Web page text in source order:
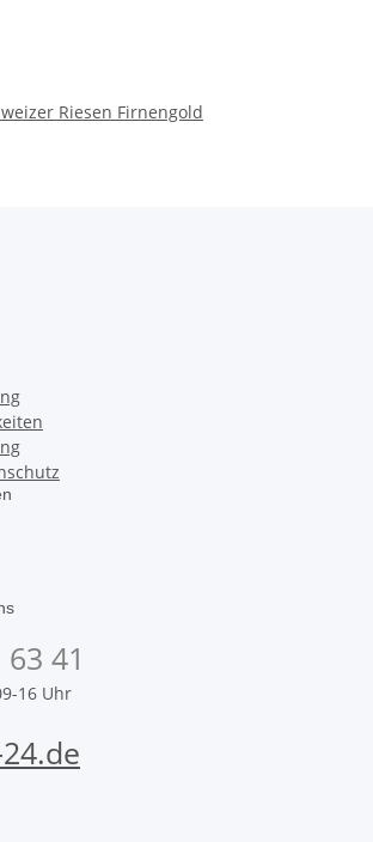
Riesen Firnengold
41
16 Uhr